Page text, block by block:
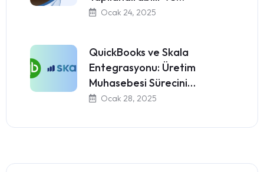
Ocak 24, 2025
QuickBooks ve Skala
Entegrasyonu: Üretim
Muhasebesi Sürecini…
Ocak 28, 2025